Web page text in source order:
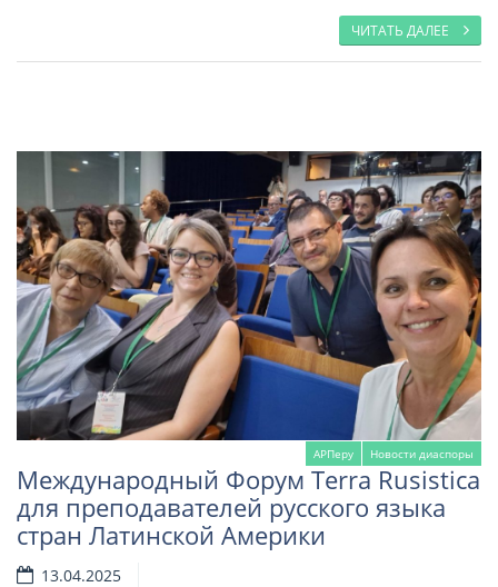
ЧИТАТЬ ДАЛЕЕ
АРПеру Новости диаспоры
Международный Форум Terra Rusistica
для преподавателей русского языка
стран Латинской Америки
13.04.2025